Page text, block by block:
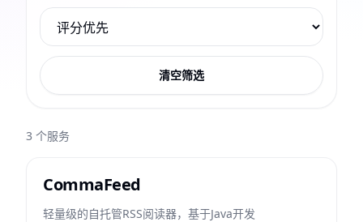
清空筛选
3 个服务
CommaFeed
轻量级的自托管RSS阅读器，基于Java开发